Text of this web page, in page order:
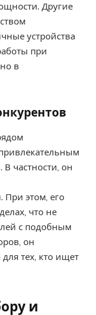
Другие
устройства
при
в
В частности, он
При этом, его
что не
с подобным
он
тех, кто ищет
и